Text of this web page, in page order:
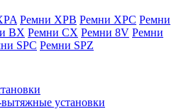
Ремни XPB Ремни XPC Ремни
BX Ремни CX Ремни 8V Ремни
SPC Ремни SPZ
установки